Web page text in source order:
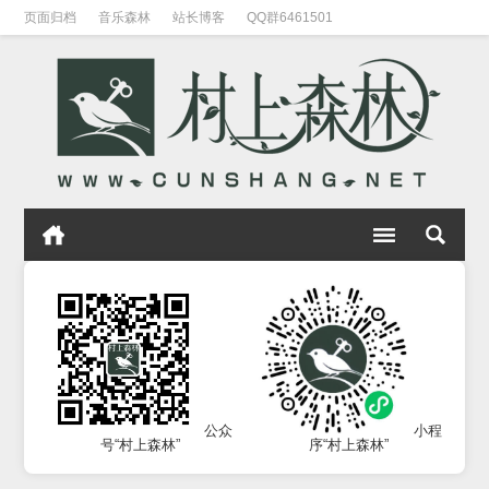
页面归档 音乐森林 站长博客 QQ群6461501
公众
号“村上森林”
小程
序“村上森林”